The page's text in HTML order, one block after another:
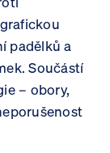
padělků a
Součástí
– obory,